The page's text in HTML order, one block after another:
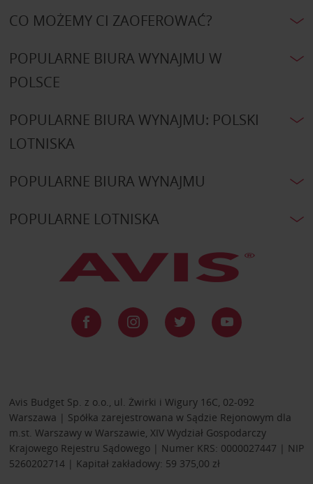
CO MOŻEMY CI ZAOFEROWAĆ?
POPULARNE BIURA WYNAJMU W
POLSCE
POPULARNE BIURA WYNAJMU: POLSKI
LOTNISKA
POPULARNE BIURA WYNAJMU
POPULARNE LOTNISKA
Avis Budget Sp. z o.o., ul. Żwirki i Wigury 16C, 02-092
Warszawa | Spółka zarejestrowana w Sądzie Rejonowym dla
m.st. Warszawy w Warszawie, XIV Wydział Gospodarczy
Krajowego Rejestru Sądowego | Numer KRS: 0000027447 | NIP
5260202714 | Kapitał zakładowy: 59 375,00 zł